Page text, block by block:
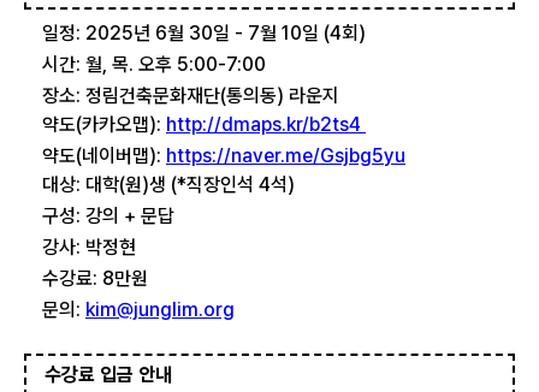
일정: 2025년 6월 30일 - 7월 10일 (4회)
시간: 월, 목. 오후 5:00-7:00
장소: 정림건축문화재단(통의동) 라운지
약도(카카오맵): http://dmaps.kr/b2ts4
약도(네이버맵): https://naver.me/Gsjbg5yu
대상: 대학(원)생 (*직장인석 4석)
구성: 강의 + 문답
강사: 박정현
수강료: 8만원
문의: kim@junglim.org
수강료 입금 안내